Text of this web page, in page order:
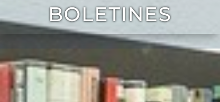
BOLETINES